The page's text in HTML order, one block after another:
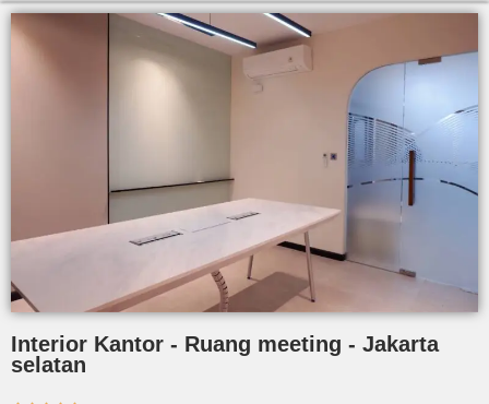
Interior Kantor - Ruang meeting - Jakarta
selatan